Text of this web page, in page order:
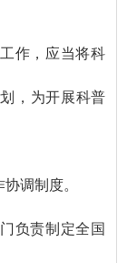
作，应当将科
，为开展科普
调制度。
负责制定全国